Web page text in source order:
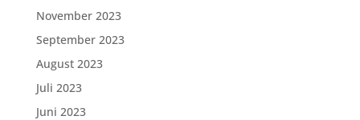
November 2023
September 2023
August 2023
Juli 2023
Juni 2023